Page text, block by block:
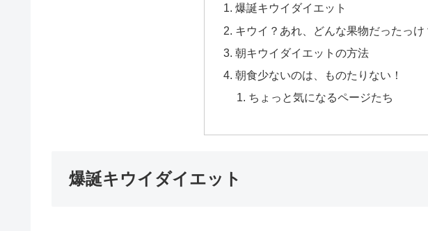
爆誕キウイダイエット
キウイ？あれ、どんな果物だったっけ
朝キウイダイエットの方法
朝食少ないのは、ものたりない！
ちょっと気になるページたち
爆誕キウイダイエット